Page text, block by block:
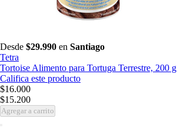
Desde $29.990 en Santiago
Tetra
Tortoise Alimento para Tortuga Terrestre, 200 g
Califica este producto
$16.000
$15.200
Agregar a carrito